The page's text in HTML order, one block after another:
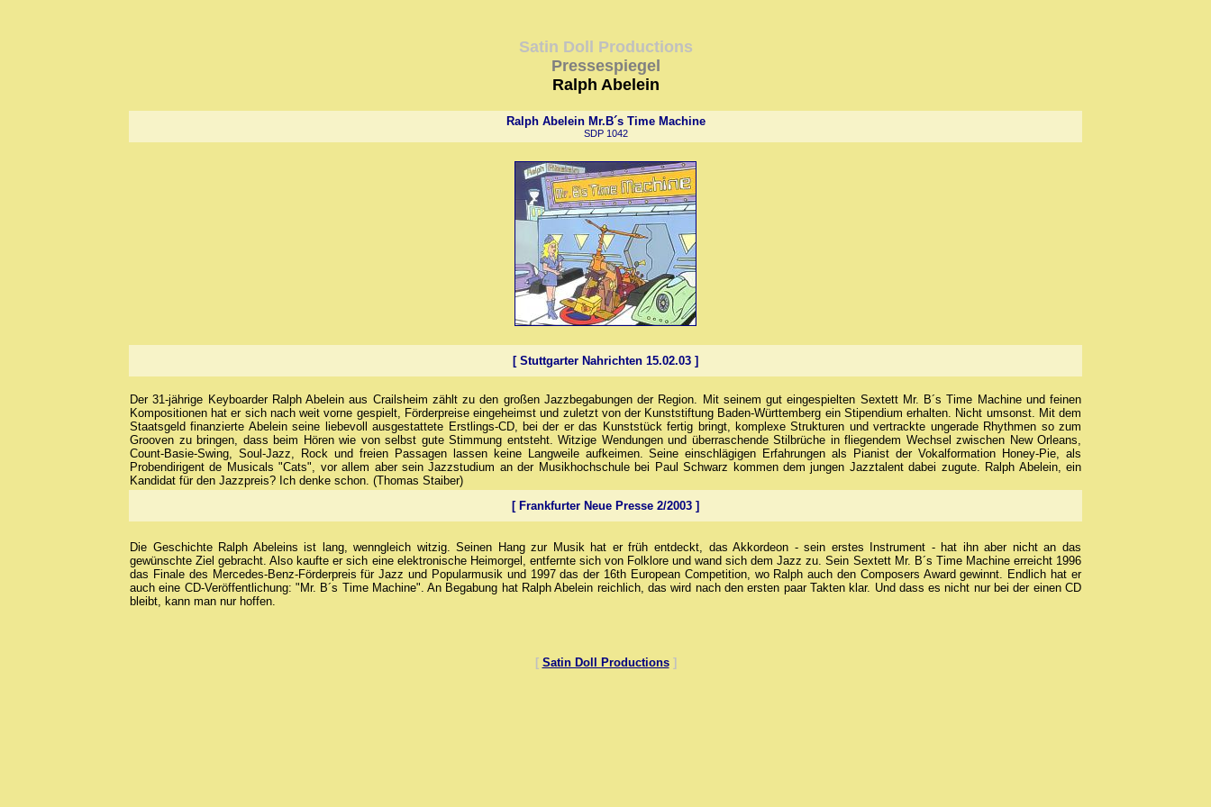
Satin Doll Productions
Pressespiegel
Ralph Abelein
Ralph Abelein Mr.B´s Time Machine
SDP 1042
[ Stuttgarter Nahrichten 15.02.03 ]
Der 31-jährige Keyboarder Ralph Abelein aus Crailsheim zählt zu den großen Jazzbegabungen der Region. Mit seinem gut eingespielten Sextett Mr. B´s Time Machine und feinen
Kompositionen hat er sich nach weit vorne gespielt, Förderpreise eingeheimst und zuletzt von der Kunststiftung Baden-Württemberg ein Stipendium erhalten. Nicht umsonst. Mit dem
Staatsgeld finanzierte Abelein seine liebevoll ausgestattete Erstlings-CD, bei der er das Kunststück fertig bringt, komplexe Strukturen und vertrackte ungerade Rhythmen so zum
Grooven zu bringen, dass beim Hören wie von selbst gute Stimmung entsteht. Witzige Wendungen und überraschende Stilbrüche in fliegendem Wechsel zwischen New Orleans,
Count-Basie-Swing, Soul-Jazz, Rock und freien Passagen lassen keine Langweile aufkeimen. Seine einschlägigen Erfahrungen als Pianist der Vokalformation Honey-Pie, als
Probendirigent de Musicals "Cats", vor allem aber sein Jazzstudium an der Musikhochschule bei Paul Schwarz kommen dem jungen Jazztalent dabei zugute. Ralph Abelein, ein
Kandidat für den Jazzpreis? Ich denke schon. (Thomas Staiber)
[ Frankfurter Neue Presse 2/2003 ]
Die Geschichte Ralph Abeleins ist lang, wenngleich witzig. Seinen Hang zur Musik hat er früh entdeckt, das Akkordeon - sein erstes Instrument - hat ihn aber nicht an das
gewünschte Ziel gebracht. Also kaufte er sich eine elektronische Heimorgel, entfernte sich von Folklore und wand sich dem Jazz zu. Sein Sextett Mr. B´s Time Machine erreicht 1996
das Finale des Mercedes-Benz-Förderpreis für Jazz und Popularmusik und 1997 das der 16th European Competition, wo Ralph auch den Composers Award gewinnt. Endlich hat er
auch eine CD-Veröffentlichung: "Mr. B´s Time Machine". An Begabung hat Ralph Abelein reichlich, das wird nach den ersten paar Takten klar. Und dass es nicht nur bei der einen CD
bleibt, kann man nur hoffen.
[ Satin Doll Productions]